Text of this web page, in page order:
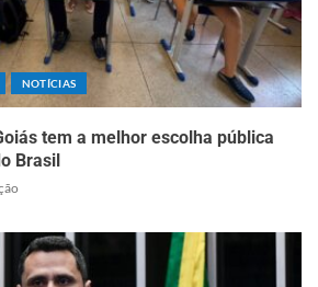
NOTÍCIAS
tem a melhor escolha pública
Brasil